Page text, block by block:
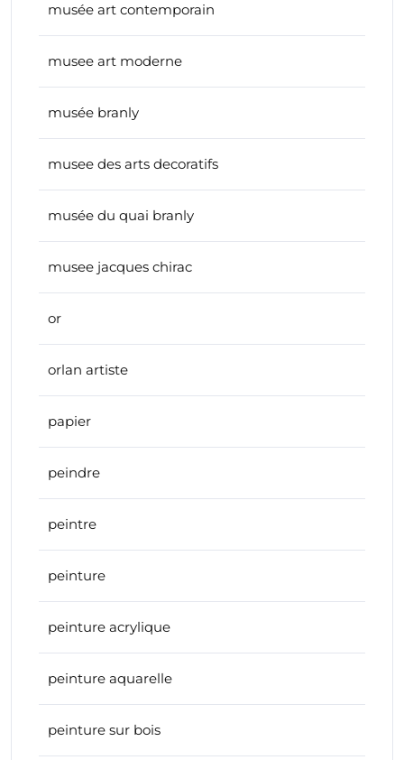
musée art contemporain
musee art moderne
musée branly
musee des arts decoratifs
musée du quai branly
musee jacques chirac
or
orlan artiste
papier
peindre
peintre
peinture
peinture acrylique
peinture aquarelle
peinture sur bois